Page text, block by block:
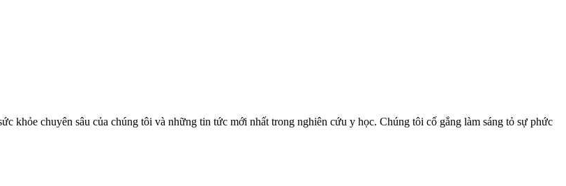
khỏe chuyên sâu của chúng tôi và những tin tức mới nhất trong nghiên cứu y học. Chúng tôi cố gắng làm sáng tỏ sự phức